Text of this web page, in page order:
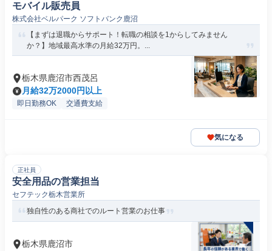
モバイル販売員
株式会社ベルパーク ソフトバンク鹿沼
【まずは退職からサポート！転職の相談を1からしてみません
か？】地域最高水準の月給32万円。...
栃木県鹿沼市西茂呂
月給32万2000円以上
即日勤務OK 交通費支給
気になる
正社員
安全用品の営業担当
セフテック栃木営業所
独自性のある商社でのルート営業のお仕事
栃木県鹿沼市